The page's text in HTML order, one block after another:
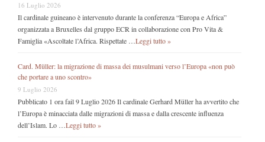
16 Luglio 2026
Il cardinale guineano è intervenuto durante la conferenza “Europa e Africa”
organizzata a Bruxelles dal gruppo ECR in collaborazione con Pro Vita &
Famiglia «Ascoltate l’Africa. Rispettate …Leggi tutto »
Card. Müller: la migrazione di massa dei musulmani verso l’Europa «non può
che portare a uno scontro»
9 Luglio 2026
Pubblicato 1 ora fail 9 Luglio 2026 Il cardinale Gerhard Müller ha avvertito che
l’Europa è minacciata dalle migrazioni di massa e dalla crescente influenza
dell’Islam. Lo …Leggi tutto »